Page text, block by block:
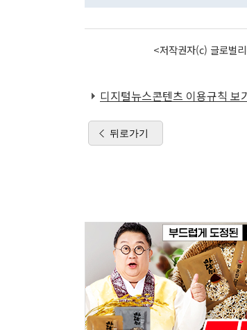
<저작권자(c) 글로벌
디지털뉴스콘텐츠 이용규칙 보
뒤로가기